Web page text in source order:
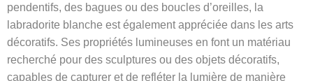
pendentifs, des bagues ou des boucles d’oreilles, la
labradorite blanche est également appréciée dans les arts
décoratifs. Ses propriétés lumineuses en font un matériau
recherché pour des sculptures ou des objets décoratifs,
capables de capturer et de refléter la lumière de manière